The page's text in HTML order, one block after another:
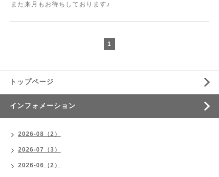
また来月もお待ちしております♪
1
トップページ
インフォメーション
2026-08（2）
2026-07（3）
2026-06（2）